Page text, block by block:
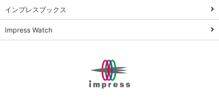
活用術
Excel講師の仕事
術
インプレスブックス
Impress Watch